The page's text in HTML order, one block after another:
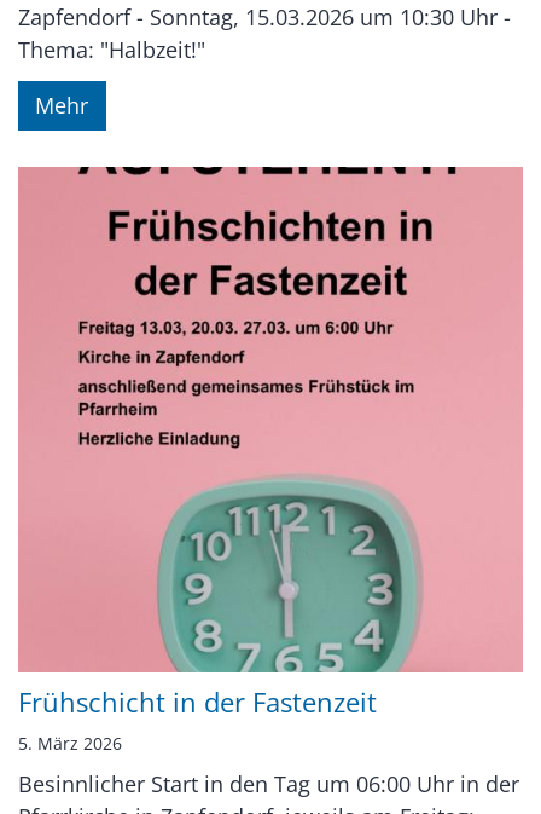
Zapfendorf - Sonntag, 15.03.2026 um 10:30 Uhr -
Thema: "Halbzeit!"
Mehr
Frühschicht in der Fastenzeit
5. März 2026
Besinnlicher Start in den Tag um 06:00 Uhr in der